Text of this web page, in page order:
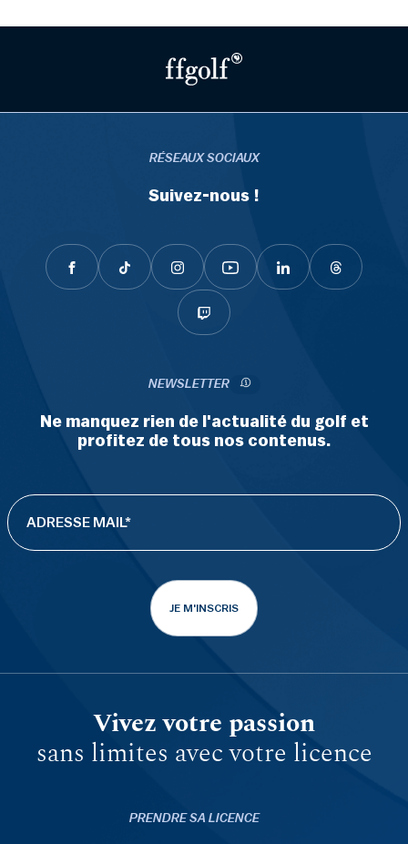
RÉSEAUX SOCIAUX
Suivez-nous !
NEWSLETTER
Ne manquez rien de l'actualité du golf et
profitez de tous nos contenus.
JE M'INSCRIS
Vivez votre passion
sans limites avec votre licence
PRENDRE SA LICENCE